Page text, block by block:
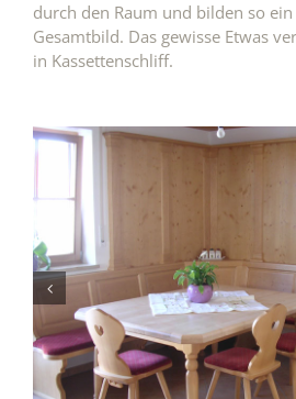
durch den Raum und bilden so
Gesamtbild. Das gewisse Etwas
in Kassettenschliff.